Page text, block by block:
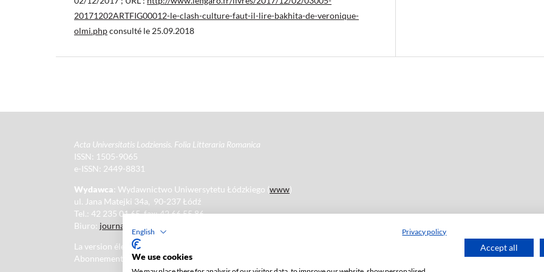
English Privacy policy
We use cookies
Accept all
20171202ARTFIG00012-le-clash-culture-faut-il-lire-bakhita-de-veronique-
olmi.phpconsulté le 25.09.2018
Acta Universitatis Lodziensis. Folia Litteraria Romanica
ISSN: 1505-9065
e-ISSN: 2449-8831
Wydawca: Wydawnictwo Uniwersytetu Łódzkiego (www)
ul. Jana Matejki 34a, 90-237 Łódź
Tel.: 42 235 01 65, fax: 42 66 55 86
Biuro: journals@uni.lodz.pl
La version électronique de la revue est intégralement disponible sur le site en Open Access : (
Abonnement payant pour la version papier uniquement. Pour plus d'informations, veuillez contacter :
ksiegarnia@uni.lodz.pl